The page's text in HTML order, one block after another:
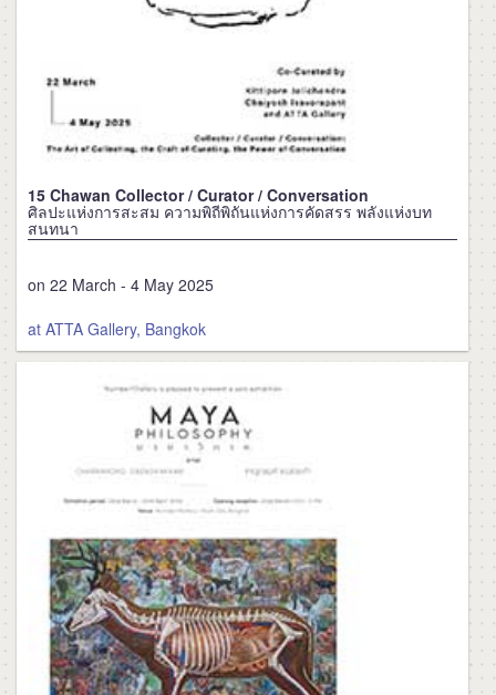
15 Chawan Collector / Curator / Conversation
ศิลปะแห่งการสะสม ความพิถีพิถันแห่งการคัดสรร พลังแห่งบท
สนทนา
on 22 March - 4 May 2025
at ATTA Gallery, Bangkok